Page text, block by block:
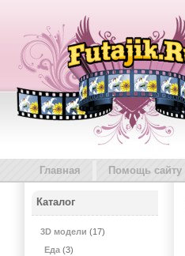
Главная Помощь сайту
Каталог
3D модели (17)
Еда (3)